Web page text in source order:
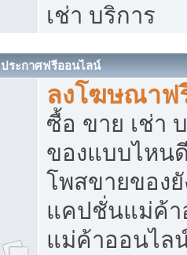
เช่า บริการ
ประกาศฟรีออนไลน์
ลงโฆษณาฟ
ซื้อ ขาย เช่า
ของแบบไหน
โพสขายของยั
แคปชั่นแม่ค้
แม่ค้าออนไล